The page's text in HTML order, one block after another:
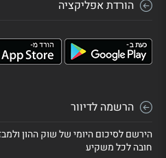
הורדת אפליקציה
הרשמה לדיוור
הירשם לסיכום היומי של שוק ההון
חובה לכל משקיע